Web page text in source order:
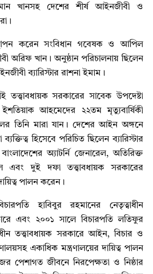
খানসহ দেশের শীর্ষ আইনজীবী ও
করেন সংবিধান গবেষক ও আপিল
অরিফ খান। অনুষ্ঠান পরিচালনায় ছিলেন
ব্যারিস্টার রাশনা ইমাম।
তত্ত্বাবধায়ক সরকারের সাবেক উপদেষ্টা
ইশতিয়াক আহমেদের ২২তম মৃত্যুবার্ষিকী
তিনি মারা যান। দেশের আইন অঙ্গনে
হিসেবে পরিচিত ছিলেন ব্যারিস্টার
অ্যাটর্নি জেনারেল, অতিরিক্ত
এবং দুই দফা তত্ত্বাবধায়ক সরকারের
পালন করেন।
হাবিবুর রহমানের নেতৃত্বাধীন
এবং ২০০১ সালে বিচারপতি লতিফুর
তত্ত্বাবধায়ক সরকারে আইন, বিচার ও
একাধিক মন্ত্রণালয়ের দায়িত্ব পালন
পেশাগত জীবনে নিরপেক্ষতা ও নিষ্ঠার